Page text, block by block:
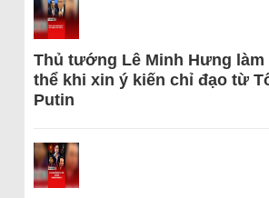
Thủ tướng Lê Minh Hưng làm
thể khi xin ý kiến chỉ đạo từ
Putin